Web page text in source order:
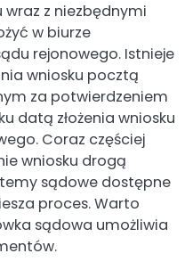
z niezbędnymi
w biurze
rejonowego. Istnieje
wniosku pocztą
za potwierdzeniem
datą złożenia wniosku
Coraz częściej
wniosku drogą
sądowe dostępne
proces. Warto
sądowa umożliwia